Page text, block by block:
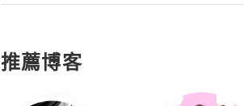
推薦博客